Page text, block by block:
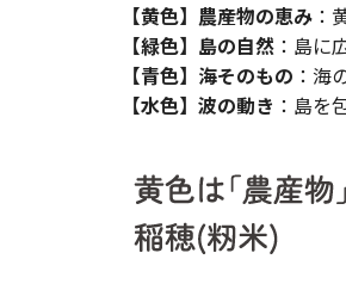
【黄色】農産物の恵み ：
【緑色】島の自然 ：島に
【青色】海そのもの ：海
【水色】波の動き ：島を